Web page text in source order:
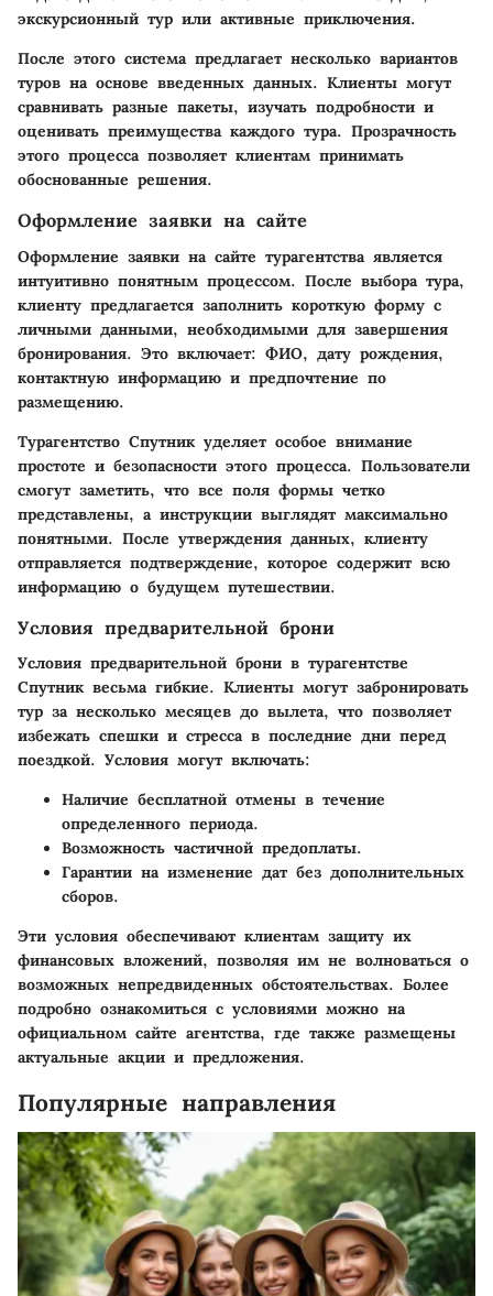
экскурсионный тур или активные приключения.
После этого система предлагает несколько вариантов
туров на основе введенных данных. Клиенты могут
сравнивать разные пакеты, изучать подробности и
оценивать преимущества каждого тура. Прозрачность
этого процесса позволяет клиентам принимать
обоснованные решения.
Оформление заявки на сайте
Оформление заявки на сайте турагентства является
интуитивно понятным процессом. После выбора тура,
клиенту предлагается заполнить короткую форму с
личными данными, необходимыми для завершения
бронирования. Это включает: ФИО, дату рождения,
контактную информацию и предпочтение по
размещению.
Турагентство Спутник уделяет особое внимание
простоте и безопасности этого процесса. Пользователи
смогут заметить, что все поля формы четко
представлены, а инструкции выглядят максимально
понятными. После утверждения данных, клиенту
отправляется подтверждение, которое содержит всю
информацию о будущем путешествии.
Условия предварительной брони
Условия предварительной брони в турагентстве
Спутник весьма гибкие. Клиенты могут забронировать
тур за несколько месяцев до вылета, что позволяет
избежать спешки и стресса в последние дни перед
поездкой. Условия могут включать:
Наличие бесплатной отмены в течение
определенного периода.
Возможность частичной предоплаты.
Гарантии на изменение дат без дополнительных
сборов.
Эти условия обеспечивают клиентам защиту их
финансовых вложений, позволяя им не волноваться о
возможных непредвиденных обстоятельствах. Более
подробно ознакомиться с условиями можно на
официальном сайте агентства, где также размещены
актуальные акции и предложения.
Популярные направления